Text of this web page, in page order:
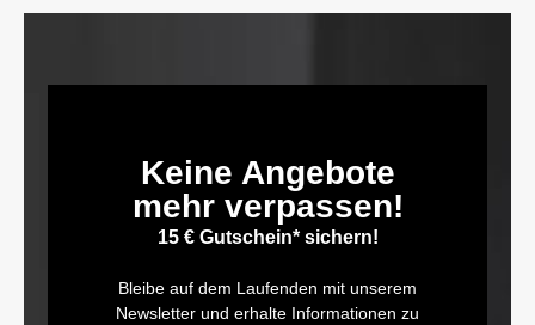
Keine Angebote
mehr verpassen!
15 € Gutschein* sichern!
Bleibe auf dem Laufenden mit unserem
Newsletter und erhalte Informationen zu